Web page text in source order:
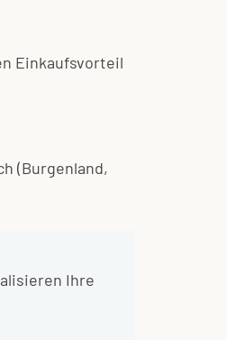
Einkaufsvorteil
(Burgenland,
Ihre